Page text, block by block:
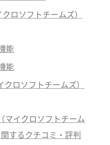
ロソフトチームズ）
能
能
ロソフトチームズ）
（マイクロソフトチーム
するクチコミ・評判